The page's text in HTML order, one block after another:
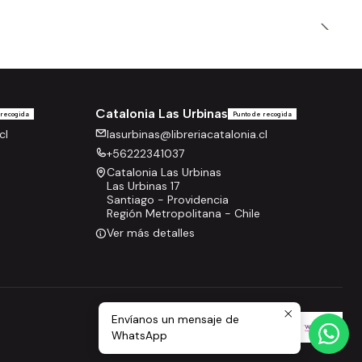
recogida Catalonia Las Urbinas Punto de recogida
lasurbinas@libreriacatalonia.cl
+56222341037
Catalonia Las Urbinas
Las Urbinas 17
Santiago - Providencia
Región Metropolitana - Chile
Ver más detalles
Envíanos un mensaje de
WhatsApp